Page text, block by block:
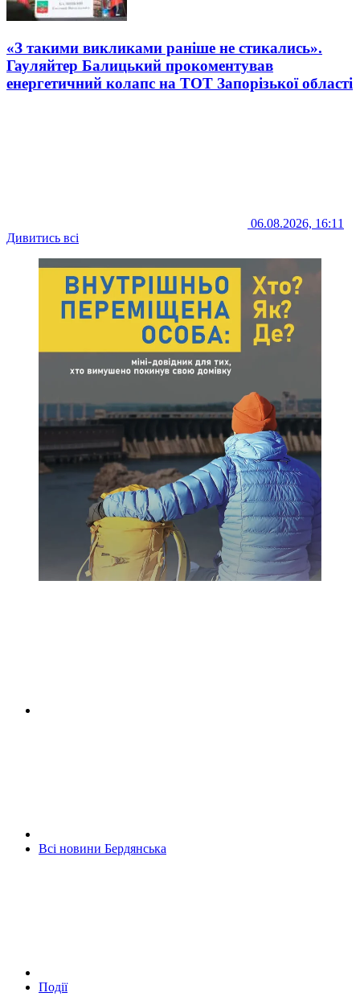
«З такими викликами раніше не стикались».
Гауляйтер Балицький прокоментував
енергетичний колапс на ТОТ Запорізької області
06.08.2026, 16:11
Дивитись всі
Всі новини Бердянська
Події